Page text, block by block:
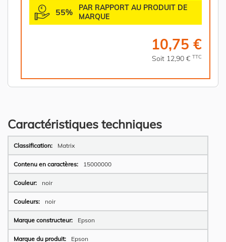
55%
PAR RAPPORT AU PRODUIT DE
MARQUE
10,75 €
Soit 12,90 € TTC
Caractéristiques techniques
Plus
d’information
Matrix
15000000
noir
noir
Epson
Epson